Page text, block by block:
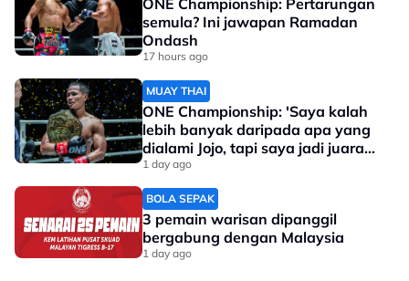
ONE Championship: Pertarungan
semula? Ini jawapan Ramadan
Ondash
17 hours ago
MUAY THAI
ONE Championship: 'Saya kalah
lebih banyak daripada apa yang
dialami Jojo, tapi saya jadi juara
dunia'
1 day ago
BOLA SEPAK
3 pemain warisan dipanggil
bergabung dengan Malaysia
1 day ago